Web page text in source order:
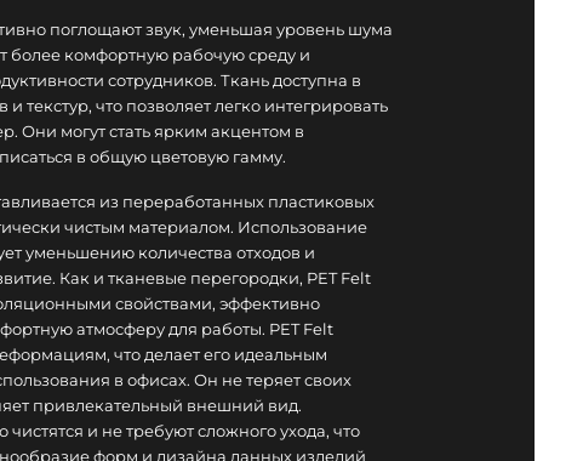
поглощают звук, уменьшая уровень шума
более комфортную рабочую среду и
сотрудников. Ткань доступна в
текстур, что позволяет легко интегрировать
Они могут стать ярким акцентом в
в общую цветовую гамму.
из переработанных пластиковых
чистым материалом. Использование
уменьшению количества отходов и
Как и тканевые перегородки, PET Felt
свойствами, эффективно
атмосферу для работы. PET Felt
что делает его идеальным
в офисах. Он не теряет своих
привлекательный внешний вид.
и не требуют сложного ухода, что
форм и дизайна данных изделий